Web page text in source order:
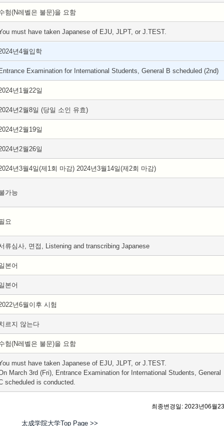
험(N레벨은 불문)을 요함
must have taken Japanese of EJU, JLPT, or J.TEST.
년4월입학
Examination for International Students, General B scheduled (2nd)
년1월22일
년2월8일 (당일 소인 유효)
년2월19일
년2월26일
년3월4일(제1회 마감) 2024년3월14일(제2회 마감)
가능
요
류심사, 면접, Listening and transcribing Japanese
본어
본어
년6월이후 시험
르지 않는다
험(N레벨은 불문)을 요함
must have taken Japanese of EJU, JLPT, or J.TEST.
March 3rd (Fri), Entrance Examination for International Students, General
scheduled is conducted.
최종변경일: 2023년06월
太成学院大学Top Page >>